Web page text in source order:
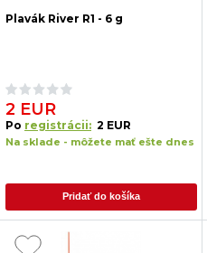
Plavák River R1 - 6 g
2 EUR
Po registrácii: 2 EUR
Na sklade - môžete mať ešte dnes
Pridať do košíka